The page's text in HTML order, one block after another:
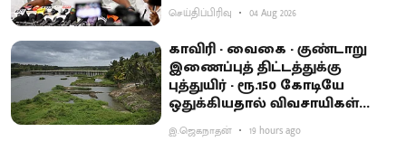
செய்திப்பிரிவு 04 Aug 2026
காவிரி - வைகை - குண்டாறு
இணைப்புத் திட்டத்துக்கு
புத்துயிர் - ரூ.150 கோடியே
ஒதுக்கியதால் விவசாயிகள்
ஏமாற்றம்
இ.ஜெகநாதன் 19 hours ago